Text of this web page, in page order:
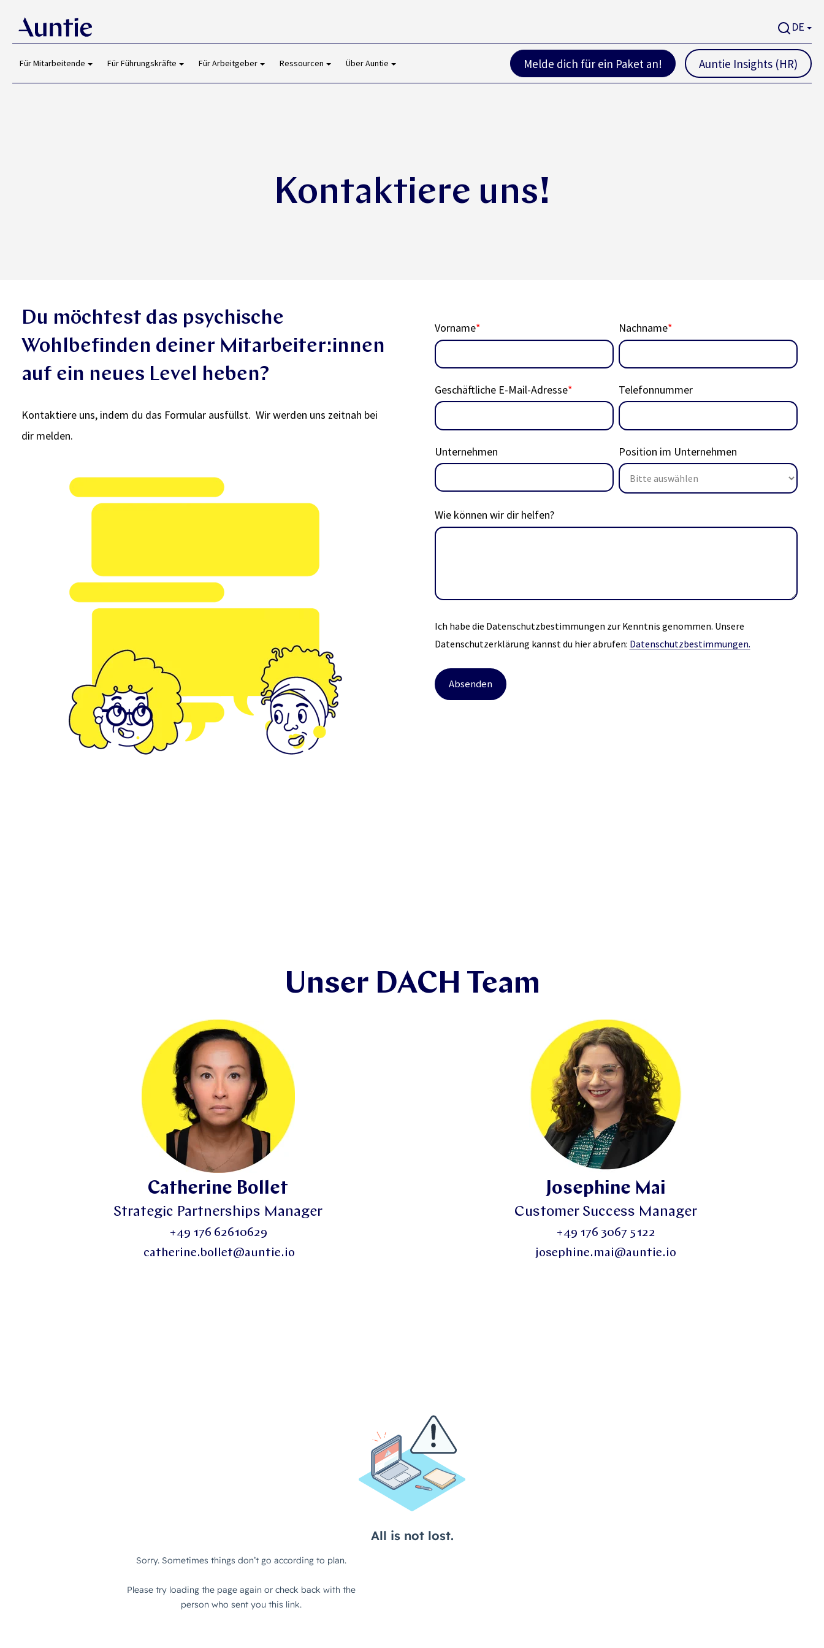
DE
Für Mitarbeitende Für Führungskräfte Für Arbeitgeber Ressourcen Über Auntie Melde dich für ein Paket an! Auntie Insights (HR)
Kontaktiere uns!
Du möchtest das psychische
Wohlbefinden deiner Mitarbeiter:innen
auf ein neues Level heben?
Kontaktiere uns, indem du das Formular ausfüllst. Wir werden uns zeitnah bei
dir melden.
Vorname* Nachname*
Geschäftliche E-Mail-Adresse* Telefonnummer
Unternehmen Position im Unternehmen
Wie können wir dir helfen?
Ich habe die Datenschutzbestimmungen zur Kenntnis genommen. Unsere
Datenschutzerklärung kannst du hier abrufen: Datenschutzbestimmungen.
Unser DACH Team
Catherine Bollet
Strategic Partnerships Manager
+49 176 62610629
catherine.bollet@auntie.io
Josephine Mai
Customer Success Manager
+49 176 3067 5122
josephine.mai@auntie.io